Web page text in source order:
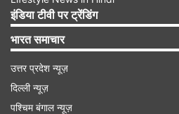
प्लेटफॉर्म के जरिए लाभकारी
सरकार और कुछ बहुराष्ट्रीय
करने का झूठा दावा किया जा
कि ऐसी किसी योजना का कोई
सावधान रहने की सलाह दी गई है।
इंडिया टीवी पर ट्रेंडिंग
भारत समाचार
उत्तर प्रदेश न्यूज़
दिल्ली न्यूज़
पश्चिम बंगाल न्यूज़